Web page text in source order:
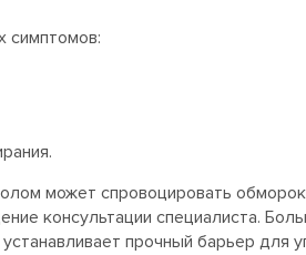
симптомов:
может спровоцировать
консультации специалиста.
прочный барьер для